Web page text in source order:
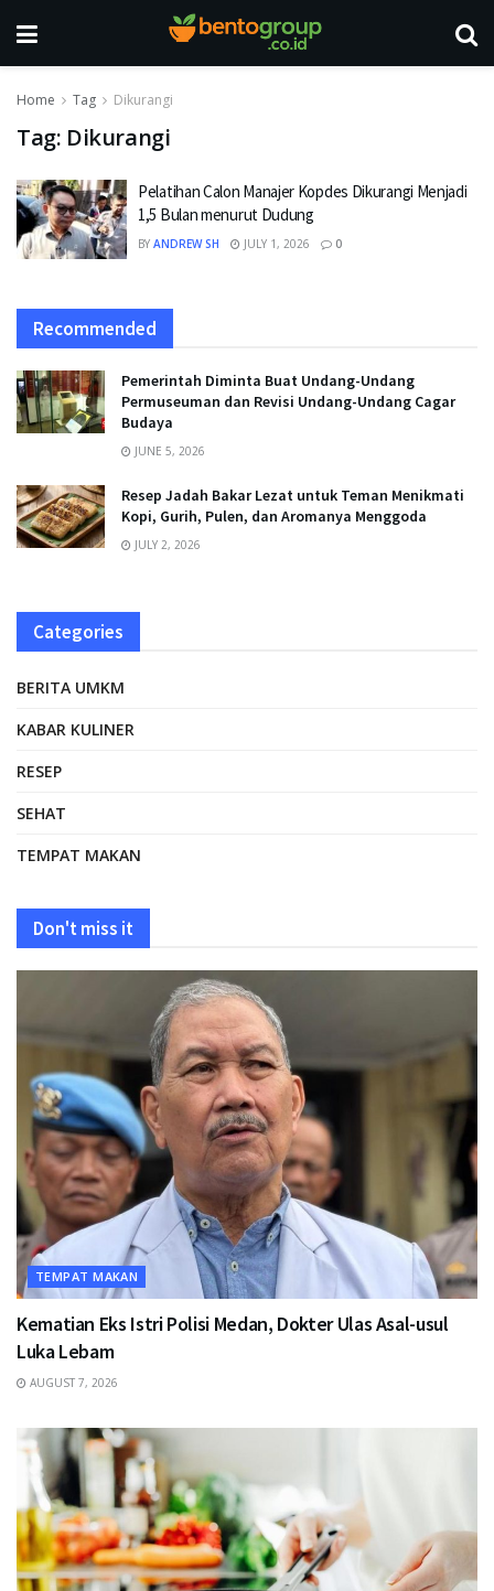
Home Tag Dikurangi
Tag: Dikurangi
Pelatihan Calon Manajer Kopdes Dikurangi Menjadi
1,5 Bulan menurut Dudung
BY ANDREW SH JULY 1, 2026 0
Recommended
Pemerintah Diminta Buat Undang-Undang
Permuseuman dan Revisi Undang-Undang Cagar
Budaya
JUNE 5, 2026
Resep Jadah Bakar Lezat untuk Teman Menikmati
Kopi, Gurih, Pulen, dan Aromanya Menggoda
JULY 2, 2026
Categories
BERITA UMKM
KABAR KULINER
RESEP
SEHAT
TEMPAT MAKAN
Don't miss it
TEMPAT MAKAN
Kematian Eks Istri Polisi Medan, Dokter Ulas Asal-usul
Luka Lebam
AUGUST 7, 2026